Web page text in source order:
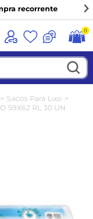
recorrente
0
Sacos Para Lixo
59X62 RL 30 UN